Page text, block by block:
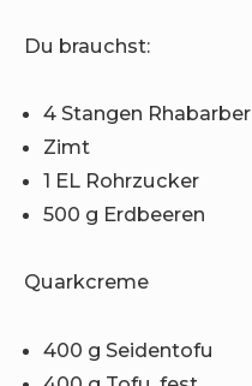
Du brauchst:
4 Stangen Rhabarber
Zimt
1 EL Rohrzucker
500 g Erdbeeren
Quarkcreme
400 g Seidentofu